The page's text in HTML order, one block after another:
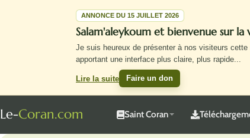
ANNONCE DU 15 JUILLET 2026
Salam'aleykoum et bienvenue sur
Je suis heureux de présenter à nos visiteurs
apportant une interface plus claire, plus rapide...
Lire la suite Faire un don
Le-Coran.com Saint Coran